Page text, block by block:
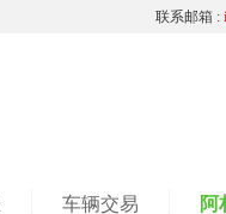
联系邮箱 :
车辆交易 阿